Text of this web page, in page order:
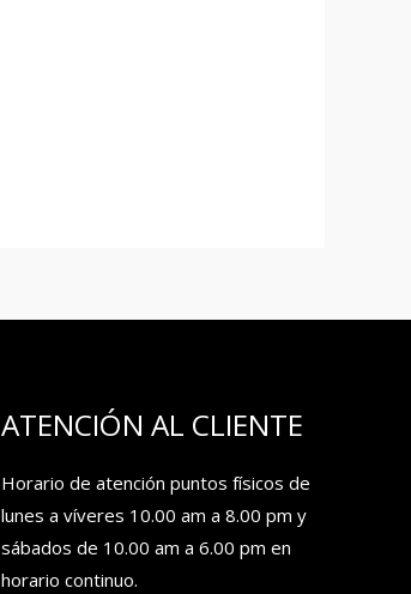
ATENCIÓN AL CLIENTE
Horario de atención puntos físicos de
lunes a víveres 10.00 am a 8.00 pm y
sábados de 10.00 am a 6.00 pm en
horario continuo.